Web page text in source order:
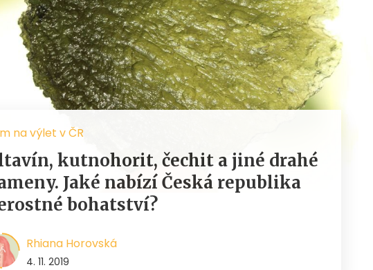
na výlet v ČR
kutnohorit, čechit a jiné drahé
Jaké nabízí Česká republika
bohatství?
Rhiana Horovská
4. 11. 2019